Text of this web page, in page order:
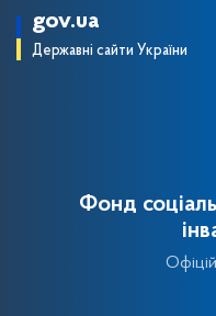
gov.ua
Державні сайти України
Фонд